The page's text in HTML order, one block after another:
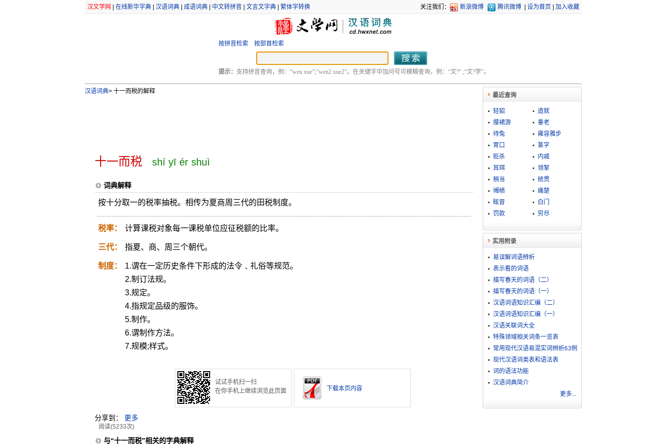
汉文学网 在线新华字典| 汉语词典| 成语词典| 中文转拼音| 文言文字典| 繁体字转换 关注我们： 新浪微博 腾讯微博 设为首页 加入收藏
按拼音检索 按部首检索
提示： 支持拼音查询，例：“wen xue”;“wen2 xue2”。在关键字中加问号可模糊查询，例：“文?” ;“文?学”。
汉语词典>十一而税的解释
十一而税 shí yī ér shuì
词典解释
按十分取一的税率抽税。相传为夏商周三代的田税制度。
税率： 计算课税对象每一课税单位应征税额的比率。
三代： 指夏、商、周三个朝代。
制度：
1.谓在一定历史条件下形成的法令﹑礼俗等规范。
2.制订法规。
3.规定。
4.指规定品级的服饰。
5.制作。
6.谓制作方法。
7.规模;样式。
试试手机扫一扫
在你手机上继续浏览此页面
下载本页内容
分享到： 更多
阅读(5233次)
与“十一而税”相关的字典解释
最近查询
轻貂
造就
缨裙游
垂老
待兔
雍容雅步
胃口
篆字
贬杀
内戚
耳珥
领挈
梢当
统贯
缃帻
痛楚
眩冒
白门
罚款
穷尽
实用附录
易误解词语辨析
表示看的词语
描写春天的词语（二）
描写春天的词语（一）
汉语词语知识汇编（二）
汉语词语知识汇编（一）
汉语关联词大全
特殊领域相关词条一览表
常用现代汉语易混实词辨析63例
现代汉语词类表和语法表
词的语法功能
汉语词典简介
更多...